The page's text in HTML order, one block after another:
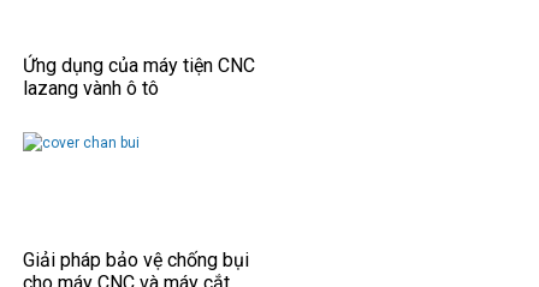
Ứng dụng của máy tiện CNC
lazang vành ô tô
Giải pháp bảo vệ chống bụi